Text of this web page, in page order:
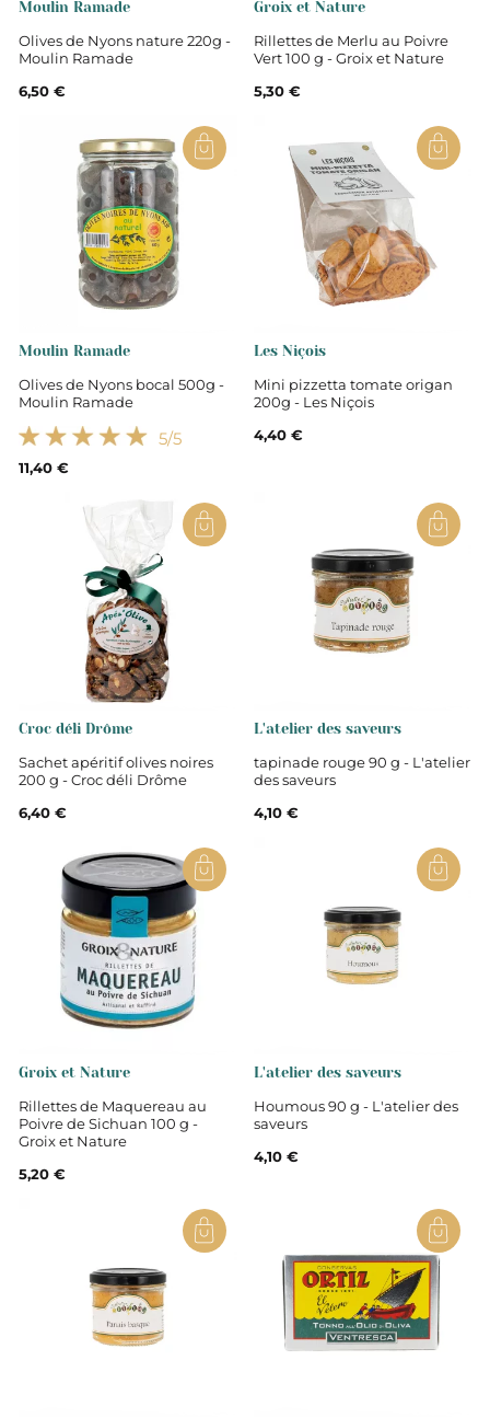
Moulin Ramade
Olives de Nyons nature 220g -
Moulin Ramade
6,50 €
Groix et Nature
Rillettes de Merlu au Poivre
Vert 100 g - Groix et Nature
5,30 €
Moulin Ramade
Olives de Nyons bocal 500g -
Moulin Ramade
5/5
11,40 €
Les Niçois
Mini pizzetta tomate origan
200g - Les Niçois
4,40 €
Croc déli Drôme
Sachet apéritif olives noires
200 g - Croc déli Drôme
6,40 €
L'atelier des saveurs
tapinade rouge 90 g - L'atelier
des saveurs
4,10 €
Groix et Nature
Rillettes de Maquereau au
Poivre de Sichuan 100 g -
Groix et Nature
5,20 €
L'atelier des saveurs
Houmous 90 g - L'atelier des
saveurs
4,10 €